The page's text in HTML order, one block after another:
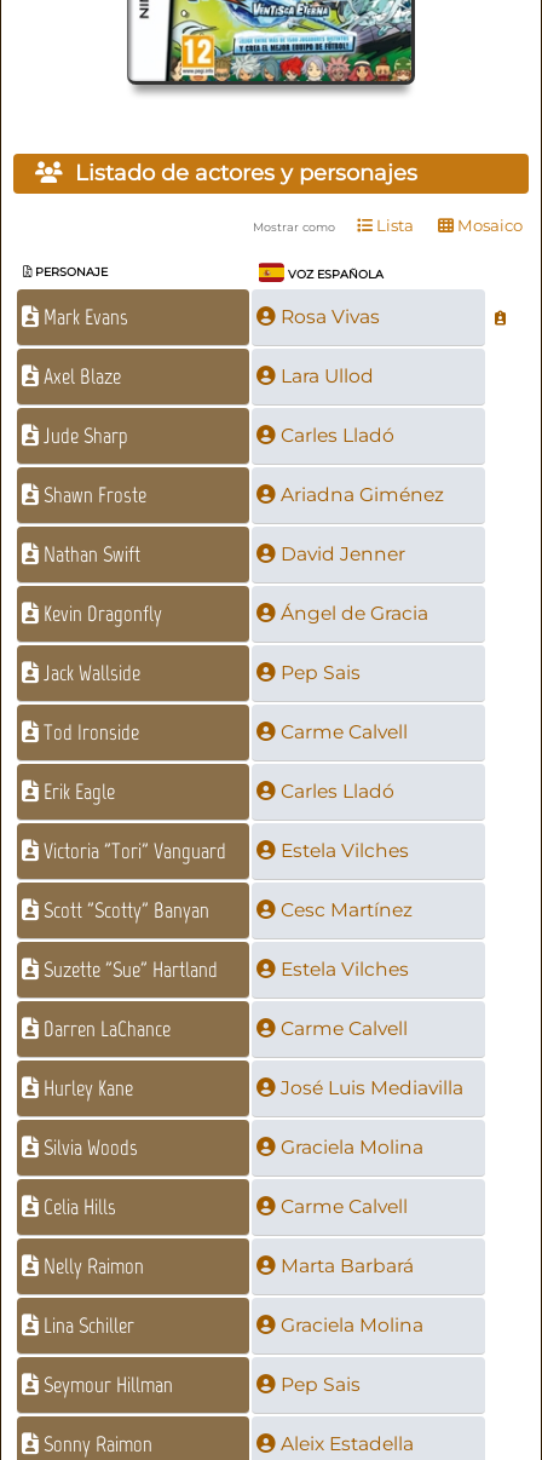
Listado de actores y personajes
Mostrar como Lista Mosaico
PERSONAJE VOZ ESPAÑOLA
Mark Evans Rosa Vivas
Axel Blaze Lara Ullod
Jude Sharp Carles Lladó
Shawn Froste Ariadna Giménez
Nathan Swift David Jenner
Kevin Dragonfly Ángel de Gracia
Jack Wallside Pep Sais
Tod Ironside Carme Calvell
Erik Eagle Carles Lladó
Victoria "Tori" Vanguard Estela Vilches
Scott "Scotty" Banyan Cesc Martínez
Suzette "Sue" Hartland Estela Vilches
Darren LaChance Carme Calvell
Hurley Kane José Luis Mediavilla
Silvia Woods Graciela Molina
Celia Hills Carme Calvell
Nelly Raimon Marta Barbará
Lina Schiller Graciela Molina
Seymour Hillman Pep Sais
Sonny Raimon Aleix Estadella